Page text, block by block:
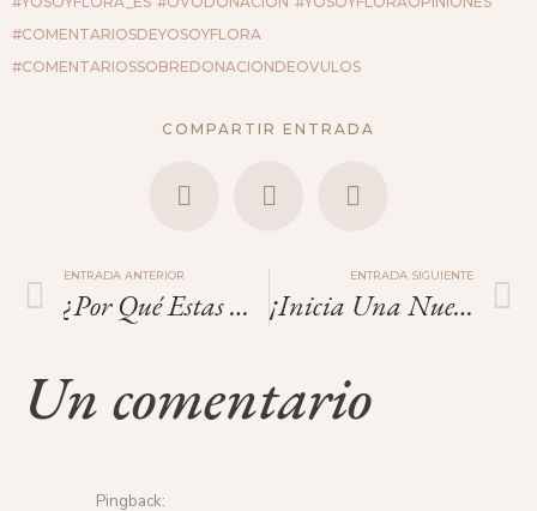
#COMENTARIOSDEYOSOYFLORA
#COMENTARIOSSOBREDONACIONDEOVULOS
COMPARTIR ENTRADA
ENTRADA ANTERIOR
¿Por Qué Estas Agradecida?
ENTRADA SIGUIENTE
¡Inicia Una Nueva Era!
Un comentario
Pingback: